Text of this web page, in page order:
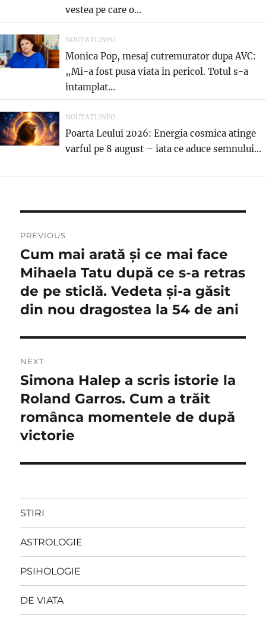
vestea pe care o...
NOUTATI.INFO
Monica Pop, mesaj cutremurator dupa AVC:
„Mi-a fost pusa viata in pericol. Totul s-a
intamplat...
NOUTATI.INFO
Poarta Leului 2026: Energia cosmica atinge
varful pe 8 august – iata ce aduce semnului...
în
articole
PREVIOUS
Previous
post:
Cum mai arată și ce mai face
Mihaela Tatu după ce s-a retras
de pe sticlă. Vedeta și-a găsit
din nou dragostea la 54 de ani
NEXT
Next
post:
Simona Halep a scris istorie la
Roland Garros. Cum a trăit
românca momentele de după
victorie
STIRI
ASTROLOGIE
PSIHOLOGIE
DE VIATA